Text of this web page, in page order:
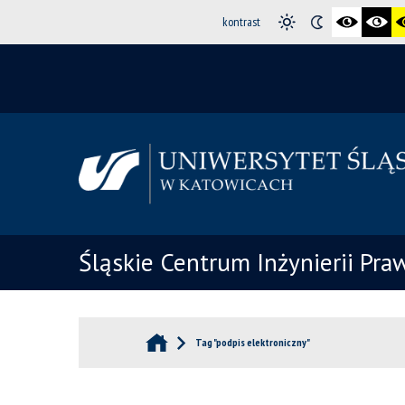
kontrast
Śląskie Centrum Inżynierii
Tag "podpis elektroniczny"